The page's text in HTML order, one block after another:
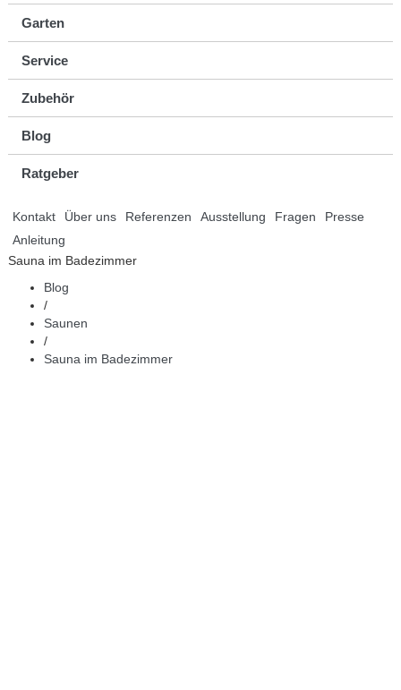
Garten
Service
Zubehör
Blog
Ratgeber
Kontakt Über uns Referenzen Ausstellung Fragen
Presse
Anleitung
Sauna im Badezimmer
Blog
/
Saunen
/
Sauna im Badezimmer